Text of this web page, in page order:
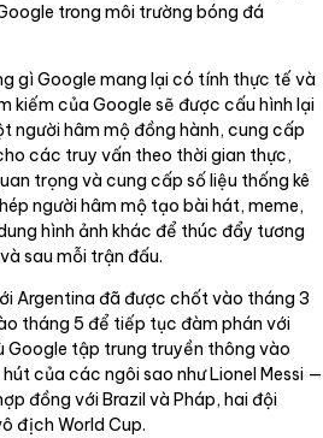
trong môi trường bóng đá
gì Google mang lại có tính thực tế và
kiếm của Google sẽ được cấu hình lại
người hâm mộ đồng hành, cung cấp
các truy vấn theo thời gian thực,
trọng và cung cấp số liệu thống kê
người hâm mộ tạo bài hát, meme,
hình ảnh khác để thúc đẩy tương
sau mỗi trận đấu.
Argentina đã được chốt vào tháng 3
tháng 5 để tiếp tục đàm phán với
Google tập trung truyền thông vào
của các ngôi sao như Lionel Messi —
đồng với Brazil và Pháp, hai đội
địch World Cup.